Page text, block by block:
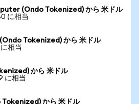
(Ondo Tokenized) から 米ドル
に相当
Tokenized) から 米ドル
相当
から 米ドル
に相当
から 米ドル